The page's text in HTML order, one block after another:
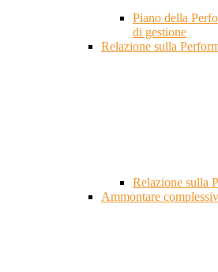
Piano della
di gestione
Relazione sulla
Relazione sulla
Ammontare